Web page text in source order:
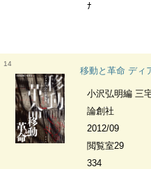
ﾅ
14
移動と革命 ディ
小沢弘明編 三
論創社
2012/09
閲覧室29
334